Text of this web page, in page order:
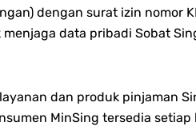
dengan surat izin nomor
data pribadi Sobat
dan produk pinjaman
MinSing tersedia setiap